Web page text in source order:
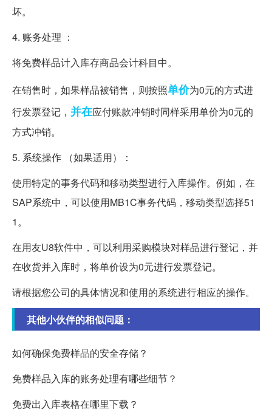
坏。
4. 账务处理 ：
将免费样品计入库存商品会计科目中。
在销售时，如果样品被销售，则按照单价为0元的方式进
行发票登记， 并在应付账款冲销时同样采用单价为0元的
方式冲销。
5. 系统操作 （如果适用）：
使用特定的事务代码和移动类型进行入库操作。例如，在
SAP系统中，可以使用MB1C事务代码，移动类型选择51
1。
在用友U8软件中，可以利用采购模块对样品进行登记，并
在收货并入库时，将单价设为0元进行发票登记。
请根据您公司的具体情况和使用的系统进行相应的操作。
其他小伙伴的相似问题：
如何确保免费样品的安全存储？
免费样品入库的账务处理有哪些细节？
免费出入库表格在哪里下载？